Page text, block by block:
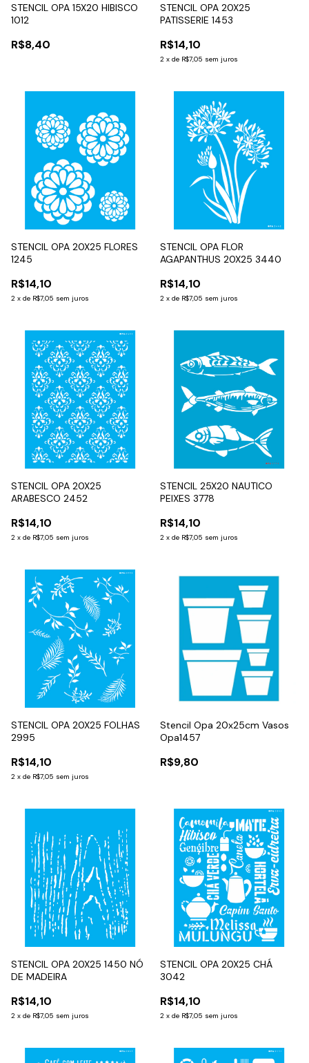
STENCIL OPA 15X20 HIBISCO
1012
R$8,40
STENCIL OPA 20X25
PATISSERIE 1453
R$14,10
2 x de R$7,05 sem juros
STENCIL OPA 20X25 FLORES
1245
R$14,10
2 x de R$7,05 sem juros
STENCIL OPA FLOR
AGAPANTHUS 20X25 3440
R$14,10
2 x de R$7,05 sem juros
STENCIL OPA 20X25
ARABESCO 2452
R$14,10
2 x de R$7,05 sem juros
STENCIL 25X20 NAUTICO
PEIXES 3778
R$14,10
2 x de R$7,05 sem juros
STENCIL OPA 20X25 FOLHAS
2995
R$14,10
2 x de R$7,05 sem juros
Stencil Opa 20x25cm Vasos
Opa1457
R$9,80
STENCIL OPA 20X25 1450 NÓ
DE MADEIRA
R$14,10
2 x de R$7,05 sem juros
STENCIL OPA 20X25 CHÁ
3042
R$14,10
2 x de R$7,05 sem juros